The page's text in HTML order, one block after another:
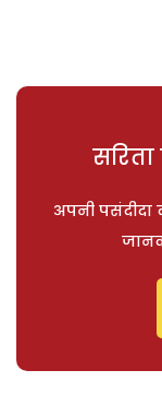
अपनी पसंदीदा